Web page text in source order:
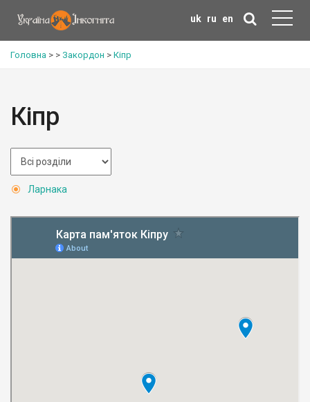
uk ru en
Головна > > Закордон > Кіпр
Кіпр
Ларнака